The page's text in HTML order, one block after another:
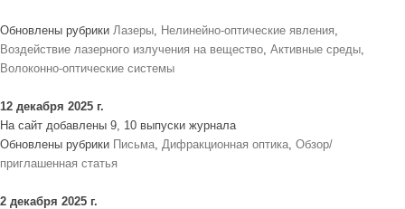
Обновлены рубрики Лазеры, Нелинейно-оптические явления,
Воздействие лазерного излучения на вещество, Активные среды,
Волоконно-оптические системы
12 декабря 2025 г.
На сайт добавлены 9, 10 выпуски журнала
Обновлены рубрики Письма, Дифракционная оптика, Обзор/
приглашенная статья
2 декабря 2025 г.